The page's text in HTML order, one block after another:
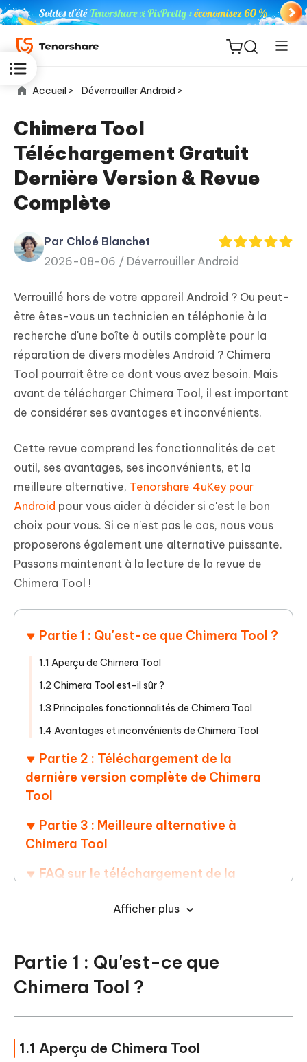
ReiBoot
for iOS
PDF
Editor
New
iAnyGo
Accueil > Déverrouiller Android >
Chimera Tool
Téléchargement Gratuit
Dernière Version & Revue
Complète
Par Chloé Blanchet
2026-08-06 / Déverrouiller Android
Verrouillé hors de votre appareil Android ? Ou peut-
être êtes-vous un technicien en téléphonie à la
recherche d'une boîte à outils complète pour la
réparation de divers modèles Android ? Chimera
Tool pourrait être ce dont vous avez besoin. Mais
avant de télécharger Chimera Tool, il est important
de considérer ses avantages et inconvénients.
Cette revue comprend les fonctionnalités de cet
outil, ses avantages, ses inconvénients, et la
meilleure alternative, Tenorshare 4uKey pour
Android pour vous aider à décider si c'est le bon
choix pour vous. Si ce n'est pas le cas, nous vous
proposerons également une alternative puissante.
Passons maintenant à la lecture de la revue de
Chimera Tool !
Partie 1 : Qu'est-ce que Chimera Tool ?
1.1 Aperçu de Chimera Tool
1.2 Chimera Tool est-il sûr ?
1.3 Principales fonctionnalités de Chimera Tool
1.4 Avantages et inconvénients de Chimera Tool
Partie 2 : Téléchargement de la
dernière version complète de Chimera
Tool
Partie 3 : Meilleure alternative à
Chimera Tool
FAQ sur le téléchargement de la
Afficher plus
Partie 1 : Qu'est-ce que
Chimera Tool ?
1.1 Aperçu de Chimera Tool